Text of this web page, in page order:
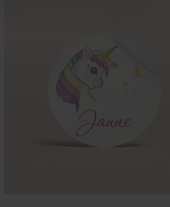
Droogbloemen | Lagurus ice green